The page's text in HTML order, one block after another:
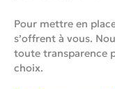
Pour mettre en
s’offrent à vous.
toute transparence
choix.